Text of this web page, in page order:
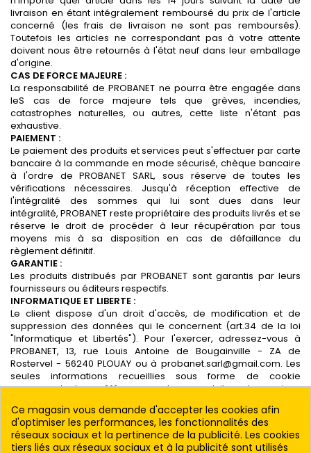
livraison en étant intégralement remboursé du prix de l'article
concerné (les frais de livraison ne sont pas remboursés).
Toutefois les articles ne correspondant pas à votre attente
doivent nous être retournés à l'état neuf dans leur emballage
d'origine.
CAS DE FORCE MAJEURE :
La responsabilité de PROBANET ne pourra être engagée dans
leS cas de force majeure tels que grèves, incendies,
catastrophes naturelles, ou autres, cette liste n'étant pas
exhaustive.
PAIEMENT :
Le paiement des produits et services peut s'effectuer par carte
bancaire à la commande en mode sécurisé, chèque bancaire
à l'ordre de PROBANET SARL, sous réserve de toutes les
vérifications nécessaires. Jusqu'à réception effective de
l'intégralité des sommes qui lui sont dues dans leur
intégralité, PROBANET reste propriétaire des produits livrés et se
réserve le droit de procéder à leur récupération par tous
moyens mis à sa disposition en cas de défaillance du
règlement définitif.
GARANTIE :
Les produits distribués par PROBANET sont garantis par leurs
fournisseurs ou éditeurs respectifs.
INFORMATIQUE ET LIBERTE :
Le client dispose d'un droit d'accès, de modification et de
suppression des données qui le concernent (art.34 de la loi
"Informatique et Libertés"). Pour l'exercer, adressez-vous à
PROBANET, 13, rue Louis Antoine de Bougainville - ZA de
Rostervel - 56240 PLOUAY ou à probanet.sarl@gmail.com. Les
seules informations recueillies sous forme de cookie
concernent les références des produits et services
aléatoire.
LITIGES :
En cas de litige, les parties font attribution de juridiction au
Ce magasin vous demande d'accepter les cookies afin
d'optimiser les performances, les fonctionnalités des
réseaux sociaux et la pertinence de la publicité. Les cookies
tiers liés aux réseaux sociaux et à la publicité sont utilisés